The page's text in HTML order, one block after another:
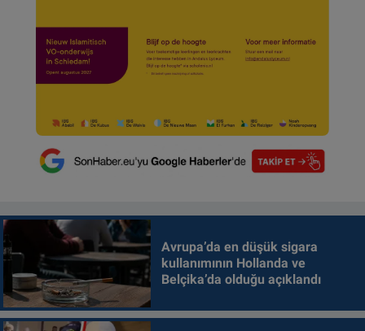
Avrupa’da en düşük sigara
kullanımının Hollanda ve
Belçika’da olduğu açıklandı